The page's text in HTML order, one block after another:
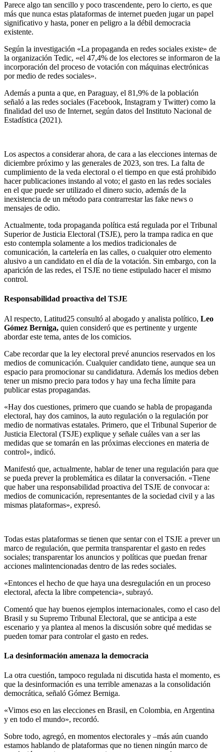
Parece algo tan sencillo y poco trascendente, pero lo cierto, es que
más que nunca estas plataformas de internet pueden jugar un papel
significativo y hasta, poner en peligro a la débil democracia
existente.
Según la investigación «La propaganda en redes sociales existe» de
la organización Tedic, «el 47,4% de los electores se informaron de la
incorporación del proceso de votación con máquinas electrónicas
por medio de redes sociales».
Además a punta a que, en Paraguay, el 81,9% de la población
señaló a las redes sociales (Facebook, Instagram y Twitter) como la
finalidad del uso de Internet, según datos del Instituto Nacional de
Estadística (2021).
Los aspectos a considerar ahora, de cara a las elecciones internas de
diciembre próximo y las generales de 2023, son tres. La falta de
cumplimiento de la veda electoral o el tiempo en que está prohibido
hacer publicaciones instando al voto; el gasto en las redes sociales
en el que puede ser utilizado el dinero sucio, además de la
inexistencia de un método para contrarrestar las fake news o
mensajes de odio.
Actualmente, toda propaganda política está regulada por el Tribunal
Superior de Justicia Electoral (TSJE), pero la trampa radica en que
esto contempla solamente a los medios tradicionales de
comunicación, la cartelería en las calles, o cualquier otro elemento
alusivo a un candidato en el día de la votación. Sin embargo, con la
aparición de las redes, el TSJE no tiene estipulado hacer el mismo
control.
Responsabilidad proactiva del TSJE
Al respecto, Latitud25 consultó al abogado y analista político, Leo
Gómez Berniga, quien consideró que es pertinente y urgente
abordar este tema, antes de los comicios.
Cabe recordar que la ley electoral prevé anuncios reservados en los
medios de comunicación. Cualquier candidato tiene, aunque sea un
espacio para promocionar su candidatura. Además los medios deben
tener un mismo precio para todos y hay una fecha límite para
publicar estas propagandas.
«Hay dos cuestiones, primero que cuando se habla de propaganda
electoral, hay dos caminos, la auto regulación o la regulación por
medio de normativas estatales. Primero, que el Tribunal Superior de
Justicia Electoral (TSJE) explique y señale cuáles van a ser las
medidas que se tomarán en las próximas elecciones en materia de
control», indicó.
Manifestó que, actualmente, hablar de tener una regulación para que
se pueda prever la problemática es dilatar la conversación. «Tiene
que haber una responsabilidad proactiva del TSJE de convocar a:
medios de comunicación, representantes de la sociedad civil y a las
mismas plataformas», expresó.
Todas estas plataformas se tienen que sentar con el TSJE a prever un
marco de regulación, que permita transparentar el gasto en redes
sociales; transparentar los anuncios y políticas que puedan frenar
acciones malintencionadas dentro de las redes sociales.
«Entonces el hecho de que haya una desregulación en un proceso
electoral, afecta la libre competencia», subrayó.
Comentó que hay buenos ejemplos internacionales, como el caso del
Brasil y su Supremo Tribunal Electoral, que se anticipa a este
escenario y ya plantea al menos la discusión sobre qué medidas se
pueden tomar para controlar el gasto en redes.
La desinformación amenaza la democracia
La otra cuestión, tampoco regulada ni discutida hasta el momento, es
que la desinformación es una terrible amenazas a la consolidación
democrática, señaló Gómez Berniga.
«Vimos eso en las elecciones en Brasil, en Colombia, en Argentina
y en todo el mundo», recordó.
Sobre todo, agregó, en momentos electorales y –más aún cuando
estamos hablando de plataformas que no tienen ningún marco de